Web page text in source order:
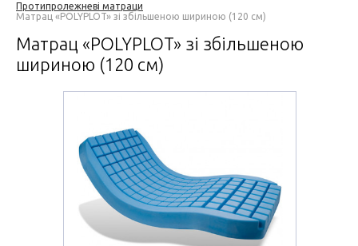
Протипролежневі матраци
Матрац «POLYPLOT» зі збільшеною шириною (120 см)
Матрац «POLYPLOT» зі збільшеною
шириною (120 см)